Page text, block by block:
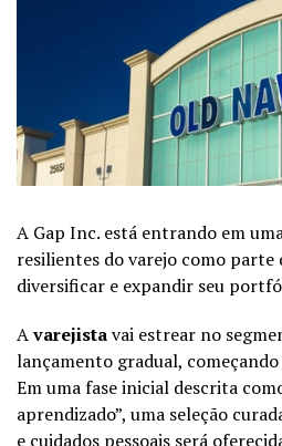
A Gap Inc. está entrando em
resilientes do varejo como parte
diversificar e expandir seu
Avarejistavai estrear no
lançamento gradual,
Em uma fase inicial descrita
aprendizado”, uma seleção
e cuidados pessoais será